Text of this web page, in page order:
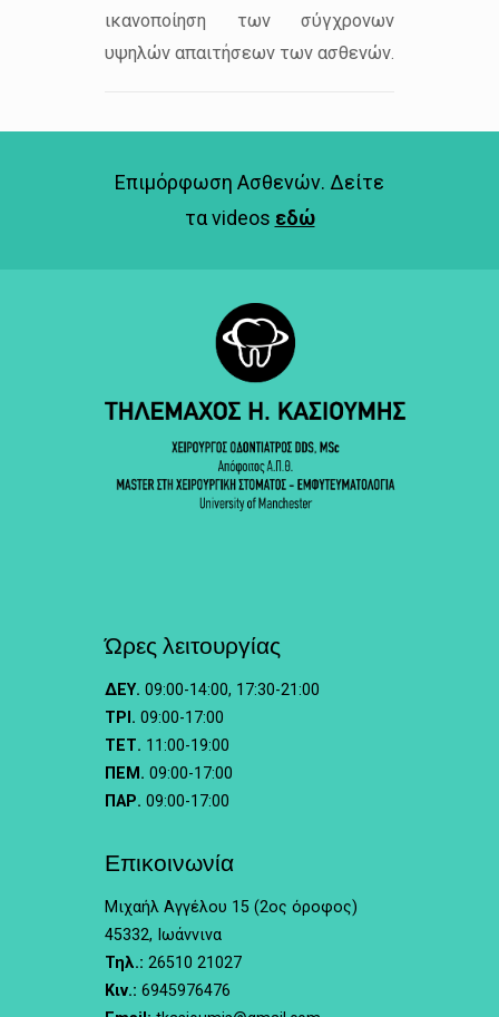
ικανοποίηση των σύγχρονων
υψηλών απαιτήσεων των ασθενών.
Επιμόρφωση Ασθενών. Δείτε
τα videos εδώ
Ώρες λειτουργίας
ΔΕΥ. 09:00-14:00, 17:30-21:00
ΤΡΙ. 09:00-17:00
ΤΕΤ. 11:00-19:00
ΠΕΜ. 09:00-17:00
ΠΑΡ. 09:00-17:00
Επικοινωνία
Μιχαήλ Αγγέλου 15 (2ος όροφος)
45332, Ιωάννινα
Τηλ.: 26510 21027
Κιν.: 6945976476